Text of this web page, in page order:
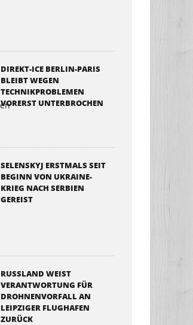
DIREKT-ICE BERLIN-PARIS
BLEIBT WEGEN
TECHNIKPROBLEMEN
VORERST UNTERBROCHEN
SELENSKYJ ERSTMALS SEIT
BEGINN VON UKRAINE-
KRIEG NACH SERBIEN
GEREIST
RUSSLAND WEIST
VERANTWORTUNG FÜR
DROHNENVORFALL AN
LEIPZIGER FLUGHAFEN
ZURÜCK